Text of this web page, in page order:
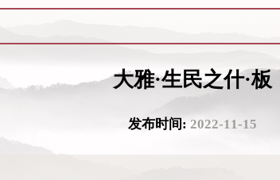
大雅·生民之什·板
发布时间: 2022-11-15